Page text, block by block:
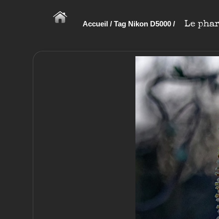
Accueil /Tag Nikon D5000 / Le